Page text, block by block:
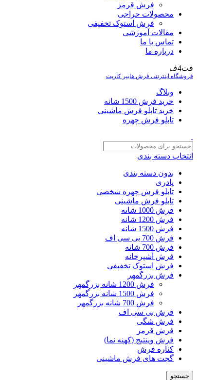
فرش قرمز
محصولات حراجی
فرش استوک تخفیفی
مقالات آموزشی
تماس با ما
درباره ما
فث4ف
فروشگاه اینترنتی فرش هایپر کارپت
وبلاگ
خرید فرش 1500 شانه
خرید تابلو فرش ماشینی
تابلو فرش چهره
انتخاب دسته بندی
بدون دسته بندی
پادری
تابلو فرش چهره شخصی
تابلو فرش ماشینی
فرش 1000 شانه
فرش 1200 شانه
فرش 1500 شانه
فرش 700 بی سی اف
فرش 700 شانه
فرش آشپرخانه
فرش استوک تخفیفی
فرش بزرگمهر
فرش 1200 شانه بزرگمهر
فرش 1500 شانه بزرگمهر
فرش 700 شانه بزرگمهر
فرش بی سی اف
فرش شگی
فرش قرمز
فرش وینتیج (کهنه نما)
کناره فرش
گجت های فرش ماشینی
جستجو